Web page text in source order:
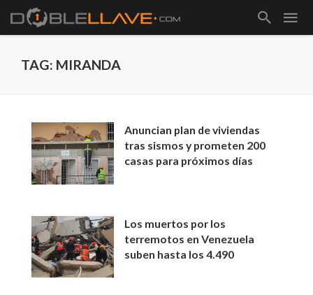
TAG: MIRANDA
Anuncian plan de viviendas
tras sismos y prometen 200
casas para próximos días
Los muertos por los
terremotos en Venezuela
suben hasta los 4.490